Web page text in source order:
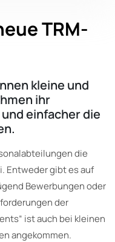
TRM-
kleine und
ihr
einfacher die
die
Entweder gibt es auf
Bewerbungen oder
der
ist auch bei kleinen
angekommen.